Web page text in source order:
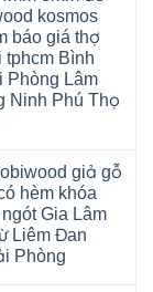
kosmos
báo giá thợ
tphcm Bình
Phòng Lâm
Ninh Phú Thọ
giả gỗ
hèm khóa
Gia Lâm
Liêm Đan
Phòng